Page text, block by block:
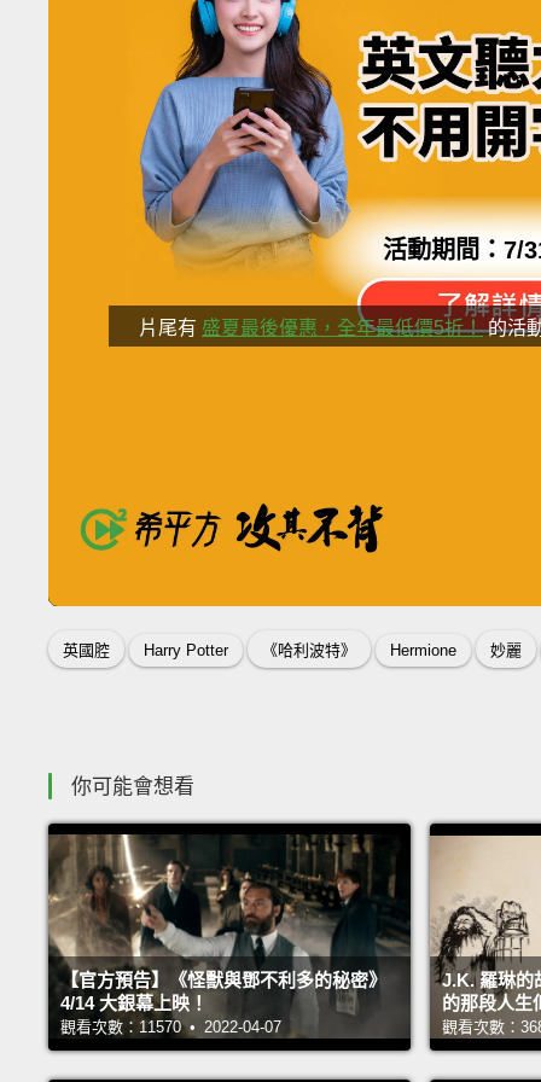
片尾有 盛夏最後優惠，全年最低價5折！的活
活動期間：7/
學英文不用砸錢補習
重點是要有效的英文教材
英國腔 Harry Potter 《哈利波特》 Hermione 妙麗
你可能會想看
【官方預告】《怪獸與鄧不利多的秘密》
4/14 大銀幕上映！
觀看次數：11570 • 2022-04-07
J.K. 羅琳的
的那段人生
觀看次數：